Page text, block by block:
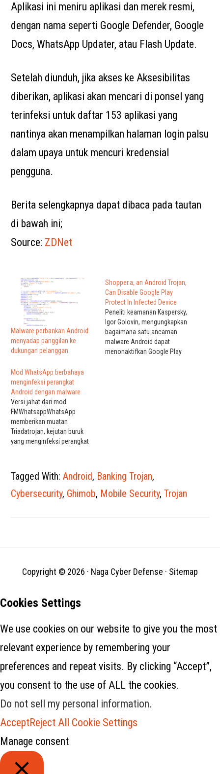
Aplikasi ini meniru aplikasi dan merek resmi,
dengan nama seperti Google Defender, Google
Docs, WhatsApp Updater, atau Flash Update.
Setelah diunduh, jika akses ke Aksesibilitas
diberikan, aplikasi akan mencari di ponsel yang
terinfeksi untuk daftar 153 aplikasi yang
nantinya akan menampilkan halaman login palsu
dalam upaya untuk mencuri kredensial
pengguna.
Berita selengkapnya dapat dibaca pada tautan
di bawah ini;
Source: ZDNet
Malware perbankan Android
menyadap panggilan ke
dukungan pelanggan
Shopper.a, an Android Trojan,
Can Disable Google Play
Protect In Infected Device
Peneliti keamanan Kaspersky,
Igor Golovin, mengungkapkan
bagaimana satu ancaman
malware Android dapat
menonaktifkan Google Play
Mod WhatsApp berbahaya
menginfeksi perangkat
Android dengan malware
Versi jahat dari mod
FMWhatsappWhatsApp
memberikan muatan
Triadatrojan, kejutan buruk
yang menginfeksi perangkat
xHelper yang sangat sulit
dihapus. FMWhatsApp berjanji
untuk meningkatkan
pengalaman pengguna
Tagged With:Android, Banking Trojan,
Cybersecurity, Ghimob, Mobile Security,Trojan
Copyright © 2026 · Naga Cyber Defense · Sitemap
Cookies Settings
We use cookies on our website to give you the most
relevant experience by remembering your
preferences and repeat visits. By clicking “Accept”,
you consent to the use of ALL the cookies.
Do not sell my personal information.
AcceptReject All Cookie Settings
Manage consent